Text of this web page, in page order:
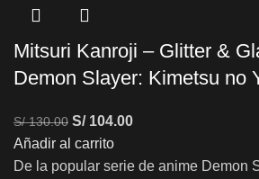
Mitsuri Kanroji – Glitter &
Demon Slayer: Kimetsu no
S/130.00 S/104.00
Añadir al carrito
De la popular serie de anime Demon